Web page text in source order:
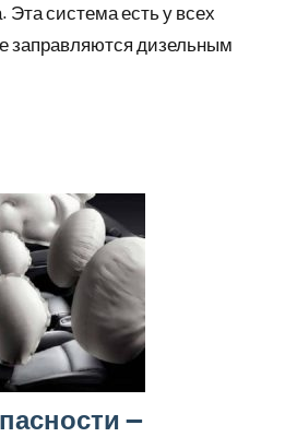
Эта система есть у всех
заправляются дизельным
—